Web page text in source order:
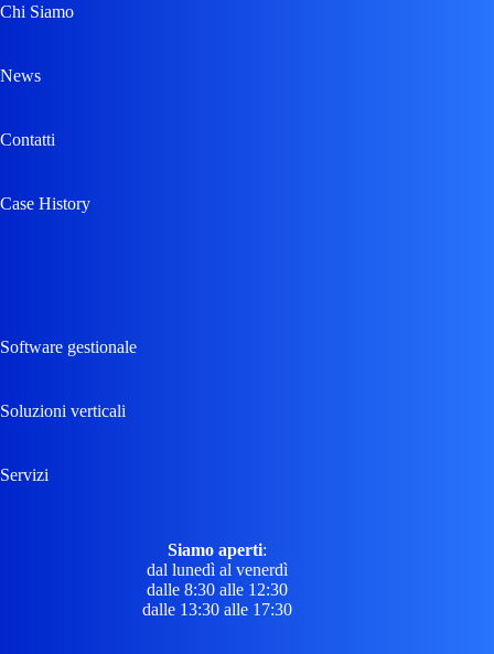
Chi Siamo
News
Contatti
Case History
Software gestionale
Soluzioni verticali
Servizi
Siamo aperti:
dal lunedì al venerdì
dalle 8:30 alle 12:30
dalle 13:30 alle 17:30